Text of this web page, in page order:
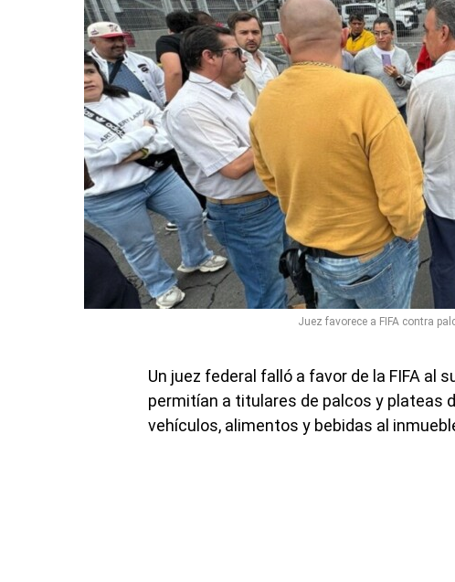
Juez favorece a FIFA contra
Un juez federal falló a favor de la FIFA al
permitían a titulares de palcos y plateas
vehículos, alimentos y bebidas al